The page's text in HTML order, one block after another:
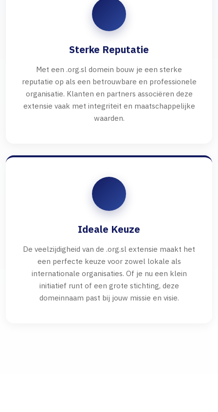
Sterke Reputatie
Met een .org.sl domein bouw je een sterke
reputatie op als een betrouwbare en professionele
organisatie. Klanten en partners associëren deze
extensie vaak met integriteit en maatschappelijke
waarden.
Ideale Keuze
De veelzijdigheid van de .org.sl extensie maakt het
een perfecte keuze voor zowel lokale als
internationale organisaties. Of je nu een klein
initiatief runt of een grote stichting, deze
domeinnaam past bij jouw missie en visie.